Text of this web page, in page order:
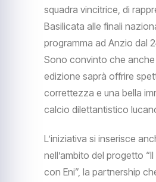
squadra vincitrice, di
Basilicata alle finali
programma ad Anzio dal
Sono convinto che anche
edizione saprà offrire
correttezza e una bella
calcio dilettantistico
L’iniziativa si inserisce
nell’ambito del progetto
con Eni”, la partnership